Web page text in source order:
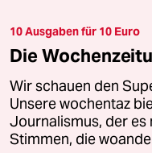
10 Ausgaben für 10 Euro
Die
Wir schauen den
Unsere wochentaz
Journalismus, der es
Stimmen, die